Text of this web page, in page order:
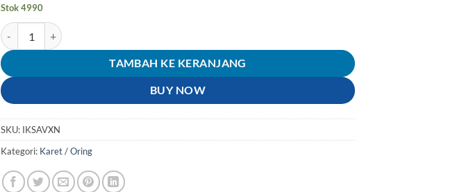
Stok 4990
Kuantitas Karet Tutup-Penutup-Cover As Shockbreaker-Shokbreaker-Sokbreker-Shock-Sok-Shok
TAMBAH KE KERANJANG
BUY NOW
SKU: IKSAVXN
Kategori: Karet / Oring